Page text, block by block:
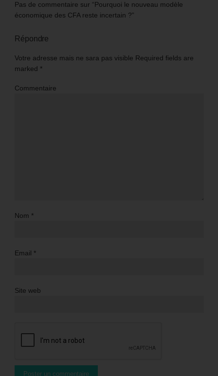
Pas de commentaire sur “Pourquoi le nouveau modèle
économique des CFA reste incertain ?”
Répondre
Votre adresse mais ne sara pas visible Required fields are
marked *
Commentaire
Nom *
Email *
Site web